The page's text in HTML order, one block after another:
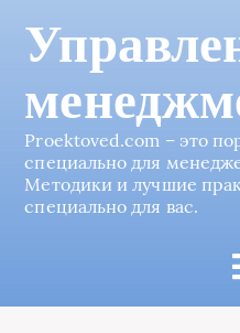
Proektoved.com – это
специально для
Методики и лучшие
специально для вас.